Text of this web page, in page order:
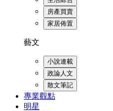
房產買賣
家居佈置
藝文
小說連載
政論人文
散文筆記
專業觀點
明星